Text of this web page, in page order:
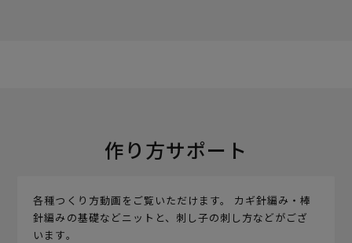
作り方サポート
各種つくり方動画をご覧いただけます。 カギ針編み・棒
針編みの基礎などニットと、刺し子の刺し方などがござ
います。